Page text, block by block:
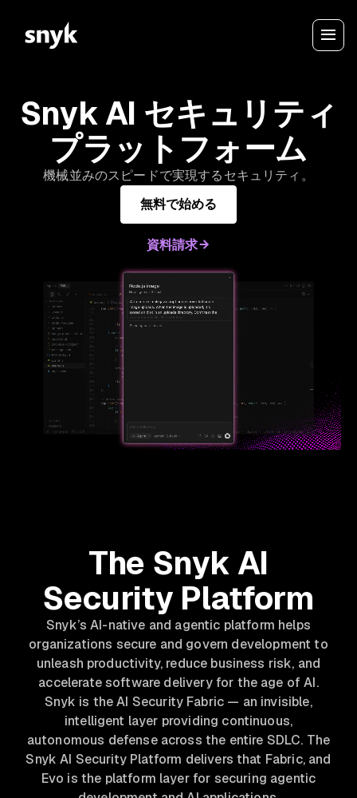
Snyk AI セキュリティ
プラットフォーム
機械並みのスピードで実現するセキュリティ。
無料で始める
資料請求
The Snyk AI
Security Platform
Snyk’s AI-native and agentic platform helps
organizations secure and govern development to
unleash productivity, reduce business risk, and
accelerate software delivery for the age of AI.
Snyk is the AI Security Fabric — an invisible,
intelligent layer providing continuous,
autonomous defense across the entire SDLC. The
Snyk AI Security Platform delivers that Fabric, and
Evo is the platform layer for securing agentic